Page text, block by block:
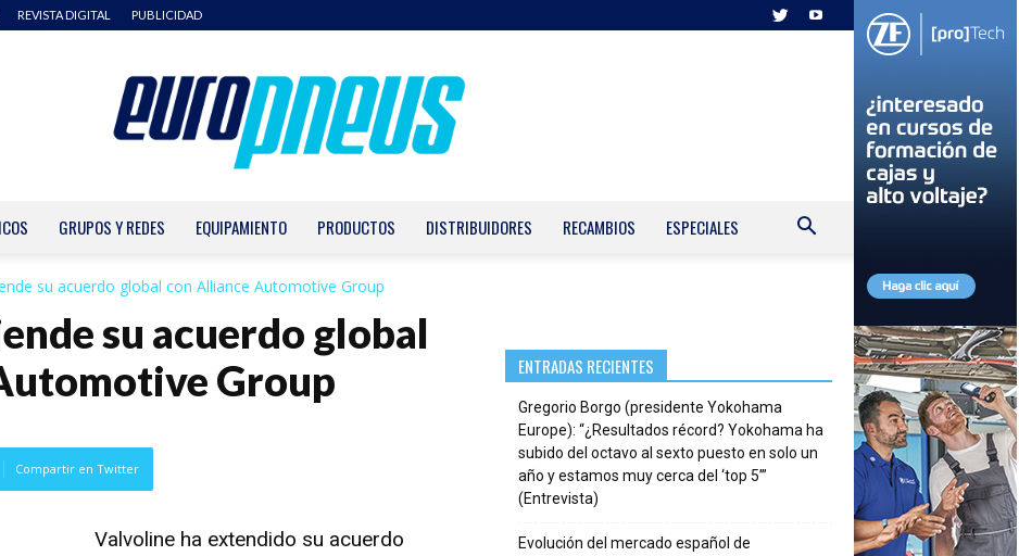
REVISTA DIGITAL PUBLICIDAD
GRUPOS Y REDES EQUIPAMIENTO PRODUCTOS DISTRIBUIDORES RECAMBIOS ESPECIALES
su acuerdo global con Alliance Automotive Group
su acuerdo global
Group
Compartir en Twitter
Valvoline ha extendido su acuerdo
ENTRADAS RECIENTES
Gregorio Borgo (presidente Yokohama
Europe): “¿Resultados récord? Yokohama ha
subido del octavo al sexto puesto en solo un
año y estamos muy cerca del ‘top 5’”
(Entrevista)
Evolución del mercado español de